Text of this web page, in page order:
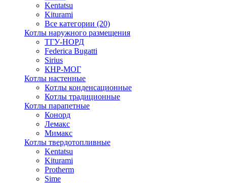
Kentatsu
Kiturami
Все категории (20)
Котлы наружного размещения
ТГУ-НОРД
Federica Bugatti
Sirius
КНР-МОГ
Котлы настенные
Котлы конденсационные
Котлы традиционные
Котлы парапетные
Конорд
Лемакс
Мимакс
Котлы твердотопливные
Kentatsu
Kiturami
Protherm
Sime